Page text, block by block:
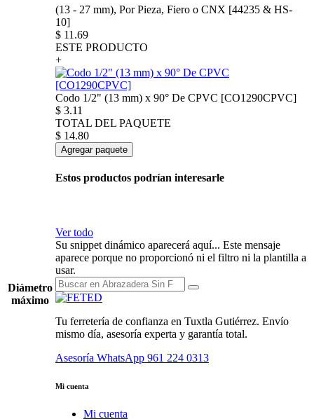
Diámetro
máximo
(13 - 27 mm), Por Pieza, Fiero o CNX [44235 & HS-
10]
$ 11.69
ESTE PRODUCTO
+
Codo 1/2" (13 mm) x 90° De CPVC [CO1290CPVC]
$ 3.11
TOTAL DEL PAQUETE
$ 14.80
Agregar paquete
Estos productos podrían interesarle
Ver todo
Su snippet dinámico aparecerá aquí... Este mensaje
aparece porque no proporcionó ni el filtro ni la plantilla a
usar.
Tu ferretería de confianza en Tuxtla Gutiérrez. Envío
mismo día, asesoría experta y garantía total.
Asesoría WhatsApp 961 224 0313
Mi cuenta
Mi cuenta